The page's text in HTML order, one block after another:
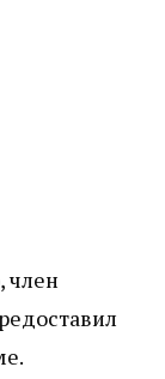
, член